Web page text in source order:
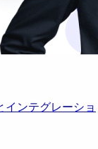
ンテグレーショ